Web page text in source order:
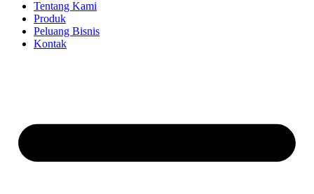
Tentang Kami
Produk
Peluang Bisnis
Kontak